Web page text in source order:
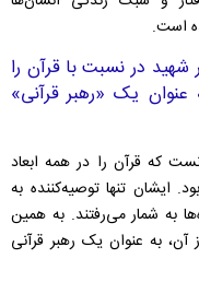
است.
شهید در نسبت با قرآن را
یک «رهبر قرآنی»
که قرآن را در همه ابعاد
ایشان تنها توصیه‌کننده به
به شمار می‌رفتند. به همین
آن، به عنوان یک رهبر قرآنی